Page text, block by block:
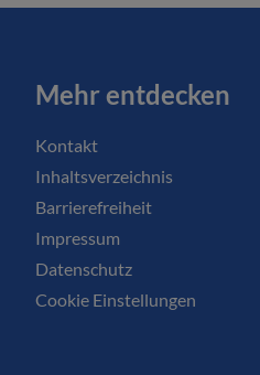
Mehr entdecken
Kontakt
Inhaltsverzeichnis
Barrierefreiheit
Impressum
Datenschutz
Cookie Einstellungen